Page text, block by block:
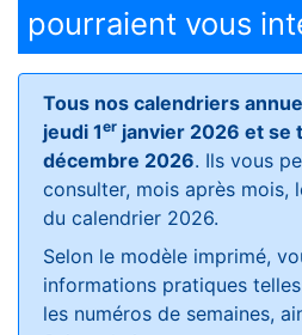
pourraient vous
Tous nos calendriers
jeudi 1er janvier 2026 et se
décembre 2026. Ils vous
consulter, mois après mois,
du calendrier 2026.
Selon le modèle imprimé,
informations pratiques
les numéros de semaines,